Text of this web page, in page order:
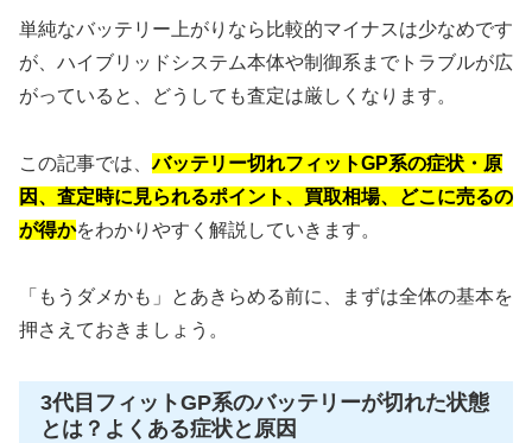
単純なバッテリー上がりなら比較的マイナスは少なめです
が、ハイブリッドシステム本体や制御系までトラブルが広
がっていると、どうしても査定は厳しくなります。
この記事では、バッテリー切れフィットGP系の症状・原
因、査定時に見られるポイント、買取相場、どこに売るの
が得かをわかりやすく解説していきます。
「もうダメかも」とあきらめる前に、まずは全体の基本を
押さえておきましょう。
3代目フィットGP系のバッテリーが切れた状態
とは？よくある症状と原因